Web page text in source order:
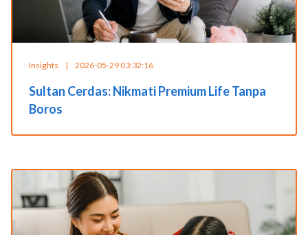
Insights | 2026-05-29 03:32:16
Sultan Cerdas: Nikmati Premium Life Tanpa
Boros